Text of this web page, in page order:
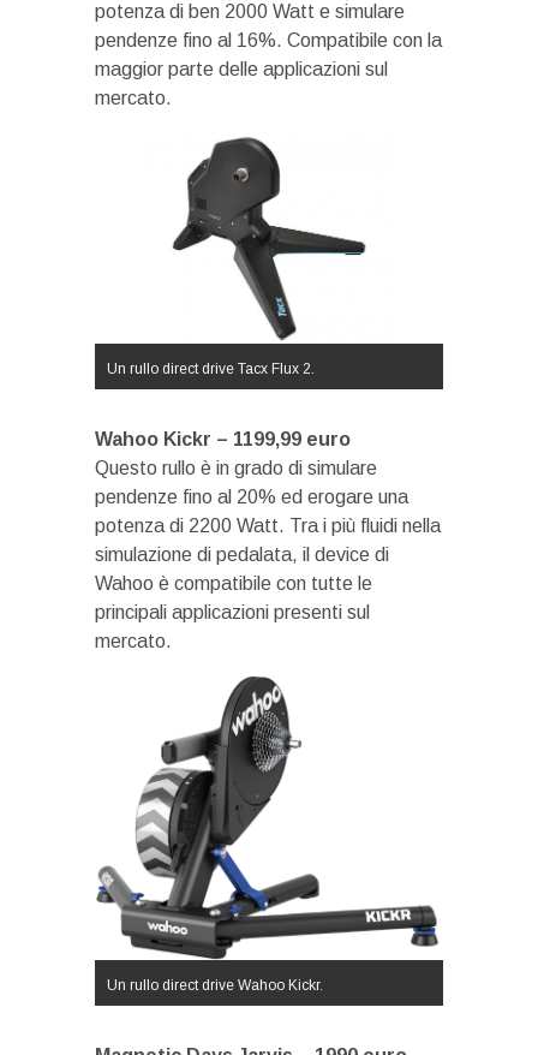
potenza di ben 2000 Watt e simulare
pendenze fino al 16%. Compatibile con la
maggior parte delle applicazioni sul
mercato.
Un rullo direct drive Tacx Flux 2.
Wahoo Kickr – 1199,99 euro
Questo rullo è in grado di simulare
pendenze fino al 20% ed erogare una
potenza di 2200 Watt. Tra i più fluidi nella
simulazione di pedalata, il device di
Wahoo è compatibile con tutte le
principali applicazioni presenti sul
mercato.
Un rullo direct drive Wahoo Kickr.